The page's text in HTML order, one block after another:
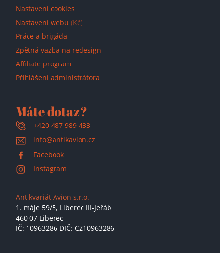
Nastavení cookies
Nastavení webu (Kč)
Práce a brigáda
Zpětná vazba na redesign
Affiliate program
Přihlášení administrátora
Máte dotaz?
+420 487 989 433
info@antikavion.cz
Facebook
Instagram
Antikvariát Avion s.r.o.
1. máje 59/5, Liberec III-Jeřáb
460 07 Liberec
IČ: 10963286 DIČ: CZ10963286